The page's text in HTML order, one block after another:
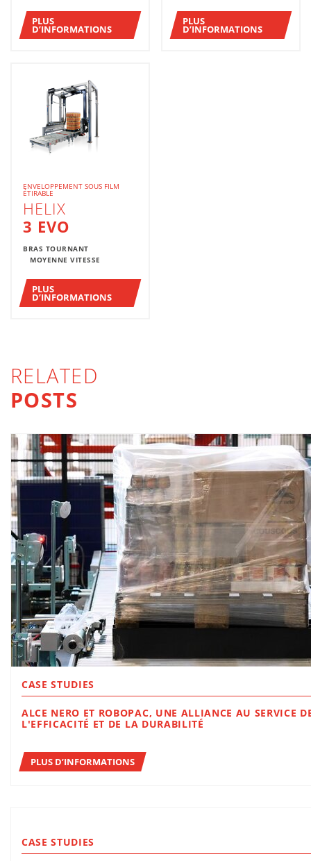
PLUS
D’INFORMATIONS
PLUS
D’INFORMATIONS
ENVELOPPEMENT SOUS FILM
ÉTIRABLE
HELIX
3 EVO
BRAS TOURNANT
MOYENNE VITESSE
PLUS
D’INFORMATIONS
RELATED
POSTS
CASE STUDIES
ALCE NERO ET ROBOPAC, UNE ALLIANCE AU SERVICE DE
L'EFFICACITÉ ET DE LA DURABILITÉ
PLUS D’INFORMATIONS
CASE STUDIES